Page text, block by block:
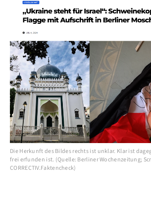
Die Herkunft des Bildes rechts ist unklar. Klar ist
frei erfunden ist. (Quelle: Berliner Wochenzeitung;
CORRECTIV.Faktencheck)